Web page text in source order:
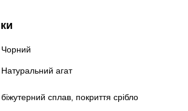
Чорний
Натуральний агат
біжутерний сплав, покриття срібло